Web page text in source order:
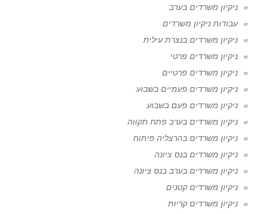
ניקיון משרדים בערב
עבודות ניקיון משרדים
ניקיון משרדים בנצרת עילית
ניקיון משרדים פרטי
ניקיון משרדים פרטיים
ניקיון משרדים פעמיים בשבוע
ניקיון משרדים פעם בשבוע
ניקיון משרדים בערב פתח תקווה
ניקיון משרדים בהרצליה פיתוח
ניקיון משרדים בנס ציונה
ניקיון משרדים בערב בנס ציונה
ניקיון משרדים קטנים
ניקיון משרדים קריות